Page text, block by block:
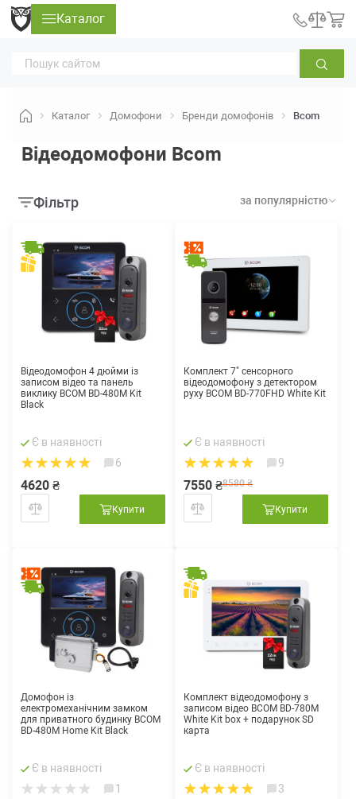
Каталог
Каталог Домофони Бренди домофонів Bcom
Відеодомофони Bcom
Фільтр за популярністю
Відеодомофон 4 дюйми із
записом відео та панель
виклику BCOM BD-480M Kit
Black
Є в наявності
6
4620 ₴
Купити
Комплект 7" сенсорного
відеодомофону з детектором
руху BCOM BD-770FHD White Kit
Є в наявності
9
8580 ₴
7550 ₴
Купити
Домофон із
електромеханічним замком
для приватного будинку BCOM
BD-480M Home Kit Black
Є в наявності
1
Комплект відеодомофону з
записом відео BCOM BD-780M
White Kit box + подарунок SD
карта
Є в наявності
3